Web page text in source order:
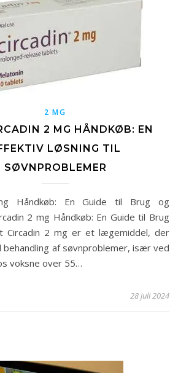
2 MG
2 MG HÅNDKØB: EN
LØSNING TIL
SØVNPROBLEMER
Håndkøb: En Guide til Brug og
2 mg Håndkøb: En Guide til Brug
Circadin 2 mg er et lægemiddel, der
af søvnproblemer, især ved
voksne over 55…
28 juli 2024